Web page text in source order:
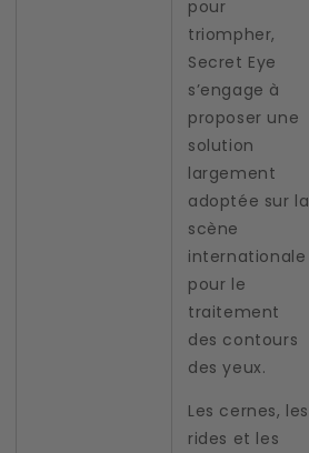
pour
triompher,
Secret Eye
s’engage à
proposer une
solution
largement
adoptée sur la
scène
internationale
pour le
traitement
des contours
des yeux.
Les cernes, les
rides et les